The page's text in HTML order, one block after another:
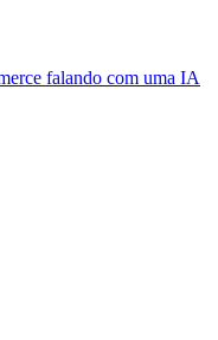
falando com uma IA